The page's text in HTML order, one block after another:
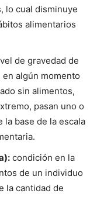
lo cual disminuye
alimentarios
de gravedad de
algún momento
sin alimentos,
pasan uno o
la base de la escala
condición en la
de un individuo
la cantidad de